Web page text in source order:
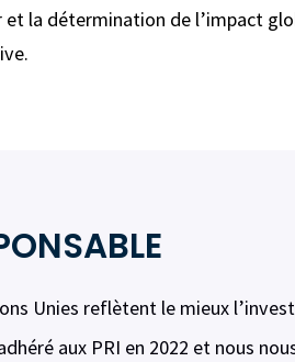
la détermination de l’impact
Unies reflètent le mieux
aux PRI en 2022 et nous